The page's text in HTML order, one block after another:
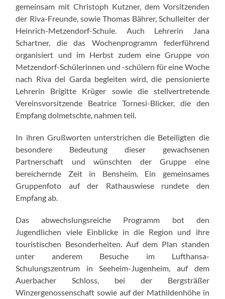
gemeinsam mit Christoph Kutzner, dem Vorsitzenden
der Riva-Freunde, sowie Thomas Bährer, Schulleiter der
Heinrich-Metzendorf-Schule. Auch Lehrerin Jana
Schartner, die das Wochenprogramm federführend
organisiert und im Herbst zudem eine Gruppe von
Metzendorf-Schülerinnen und -schülern für eine Woche
nach Riva del Garda begleiten wird, die pensionierte
Lehrerin Brigitte Krüger sowie die stellvertretende
Vereinsvorsitzende Beatrice Tornesi-Blicker, die den
Empfang dolmetschte, nahmen teil.
In ihren Grußworten unterstrichen die Beteiligten die
besondere Bedeutung dieser gewachsenen
Partnerschaft und wünschten der Gruppe eine
bereichernde Zeit in Bensheim. Ein gemeinsames
Gruppenfoto auf der Rathauswiese rundete den
Empfang ab.
Das abwechslungsreiche Programm bot den
Jugendlichen viele Einblicke in die Region und ihre
touristischen Besonderheiten. Auf dem Plan standen
unter anderem Besuche im Lufthansa-
Schulungszentrum in Seeheim-Jugenheim, auf dem
Auerbacher Schloss, bei der Bergsträßer
Winzergenossenschaft sowie auf der Mathildenhöhe in